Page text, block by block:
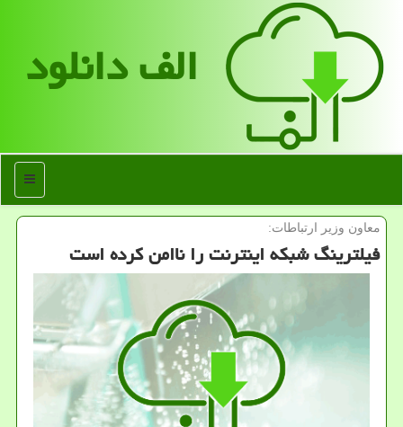
الف دانلود
منو
معاون وزیر ارتباطات:
فیلترینگ شبکه اینترنت را ناامن کرده است